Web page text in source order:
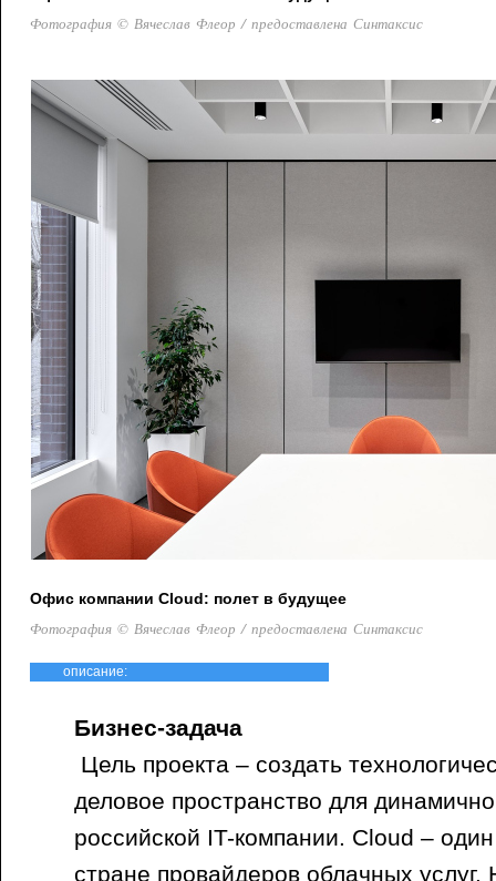
Фотография © Вячеслав Флеор / предоставлена Синтаксис
Офис компании Cloud: полет в будущее
Фотография © Вячеслав Флеор / предоставлена Синтаксис
описание:
Бизнес-задача
Цель проекта – создать
деловое пространство для
российской IT-компании. Сloud –
стране провайдеров облачных